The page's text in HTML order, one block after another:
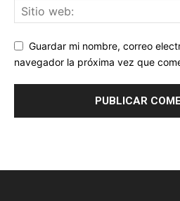
Guardar mi nombre, correo
navegador la próxima vez que